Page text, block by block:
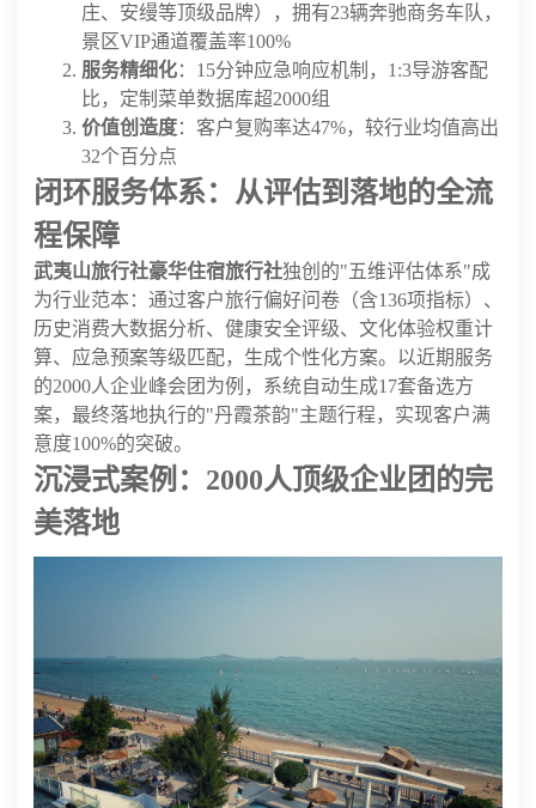
庄、安缦等顶级品牌），拥有23辆奔驰商务车队，
景区VIP通道覆盖率100%
服务精细化：15分钟应急响应机制，1:3导游客配
比，定制菜单数据库超2000组
价值创造度：客户复购率达47%，较行业均值高出
32个百分点
闭环服务体系：从评估到落地的全流
程保障
武夷山旅行社豪华住宿旅行社独创的"五维评估体系"成
为行业范本：通过客户旅行偏好问卷（含136项指标）、
历史消费大数据分析、健康安全评级、文化体验权重计
算、应急预案等级匹配，生成个性化方案。以近期服务
的2000人企业峰会团为例，系统自动生成17套备选方
案，最终落地执行的"丹霞茶韵"主题行程，实现客户满
意度100%的突破。
沉浸式案例：2000人顶级企业团的完
美落地